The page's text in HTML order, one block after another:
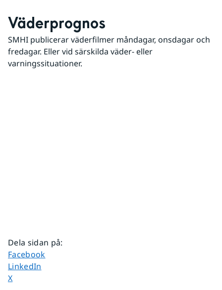
Väderprognos
SMHI publicerar väderfilmer måndagar, onsdagar och
fredagar. Eller vid särskilda väder- eller
varningssituationer.
Dela sidan på:
Dela sidan på
Facebook
Dela sidan på
LinkedIn
Dela sidan på
X